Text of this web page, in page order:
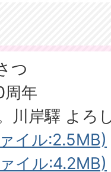
つ
周年
川岸驛 よろ
イル:2.5MB)
イル:4.2MB)